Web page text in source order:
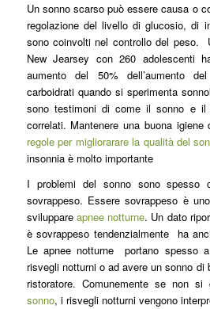
Un sonno scarso può essere causa o
regolazione del livello di glucosio, di
sono coinvolti nel controllo del peso.
New Jearsey con 260 adolescenti
aumento del 50% dell’aumento
carboidrati quando si sperimenta
sono testimoni di come il sonno e il
correlati. Mantenere una buona
regole per migliorarare la qualità del
insonnia è molto importante
I problemi del sonno sono spesso
sovrappeso. Essere sovrappeso è
sviluppare apnee notturne. Un dato
è sovrappeso tendenzialmente ha
Le apnee notturne portano spesso
risvegli notturni o ad avere un sonno di
ristoratore. Comunemente se non
sonno, i risvegli notturni vengono